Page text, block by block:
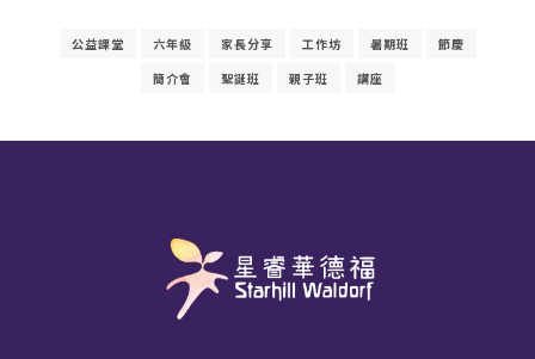
公益課堂 六年級 家長分享 工作坊 暑期班
節慶
簡介會
聖誕班 親子班 講座